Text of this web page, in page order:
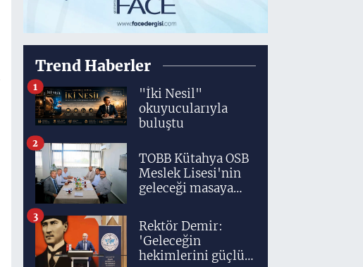
Trend Haberler
"İki Nesil"
okuyucularıyla
buluştu
1
TOBB Kütahya OSB
Meslek Lisesi'nin
geleceği masaya
2
Rektör Demir:
'Geleceğin
hekimlerini güçlü
3